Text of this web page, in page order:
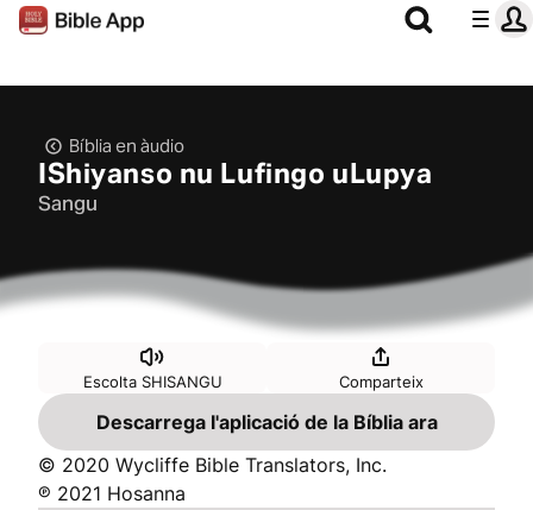
Bíblia en àudio
IShiyanso nu Lufingo uLupya
Sangu
Escolta SHISANGU Comparteix
Descarrega l'aplicació de la Bíblia ara
© 2020 Wycliffe Bible Translators, Inc.
℗ 2021 Hosanna